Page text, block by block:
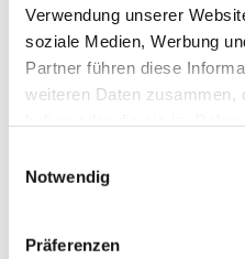
Verwendung unserer
soziale Medien, Werbung
Partner führen diese
weiteren Daten zusammen,
Notwendig
Präferenzen